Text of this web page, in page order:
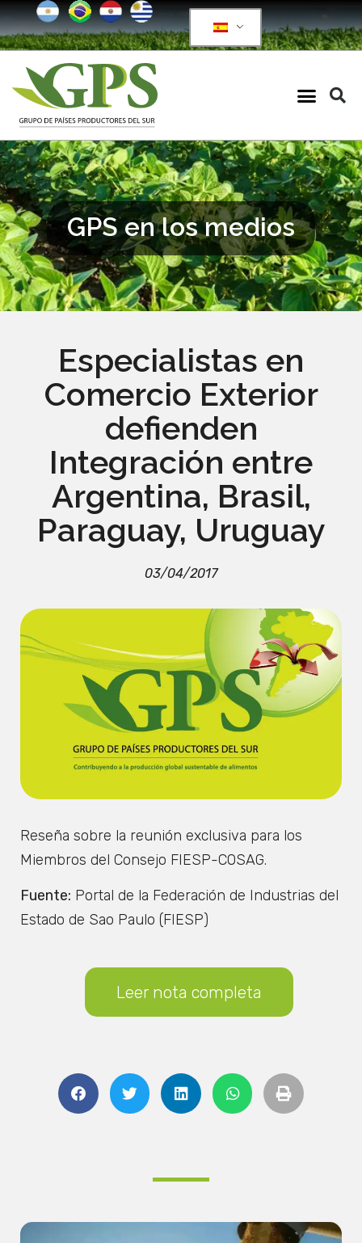
GPS en los medios
Especialistas en
Comercio Exterior
defienden
Integración entre
Argentina, Brasil,
Paraguay, Uruguay
03/04/2017
Reseña sobre la reunión exclusiva para los
Miembros del Consejo FIESP-COSAG.
Fuente: Portal de la Federación de Industrias del
Estado de Sao Paulo (FIESP)
Leer nota completa